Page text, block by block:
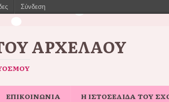
ΑΡΧΈΛΑΟΥ
ΕΠΙΚΟΙΝΩΝΙΑ Η ΙΣΤΟΣΕΛΊΔΑ ΤΟΥ
Σύνδεση